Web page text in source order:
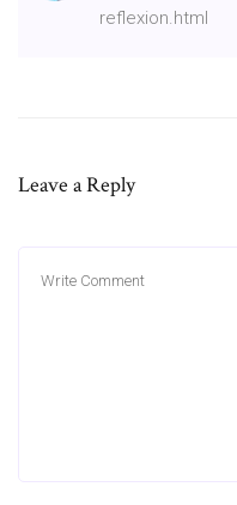
reflexion.html
Leave a Reply